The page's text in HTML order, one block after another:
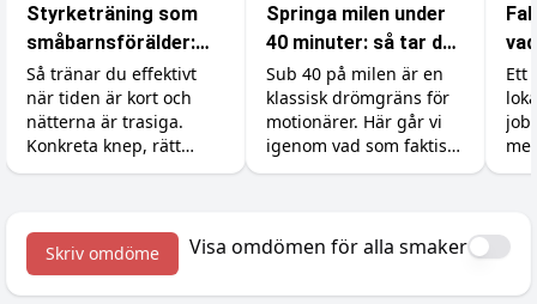
Styrketräning som
småbarnsförälder:
bygg muskler på lite
tid och lite sömn
Så tränar du effektivt
när tiden är kort och
nätterna är trasiga.
Konkreta knep, rätt
tillskott och realistiska
Springa milen under
40 minuter: så tar du
dig under
drömgränsen
Sub 40 på milen är en
klassisk drömgräns för
motionärer. Här går vi
igenom vad som faktiskt
krävs, hur du lägger
sista sekunderna.
Ett
Skriv omdöme Visa omdömen för alla smaker